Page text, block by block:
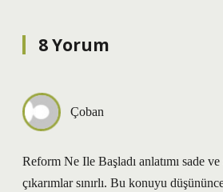
8 Yorum
Çoban
Reform Ne Ile Başladı anlatımı sade
çıkarımlar sınırlı. Bu konuyu